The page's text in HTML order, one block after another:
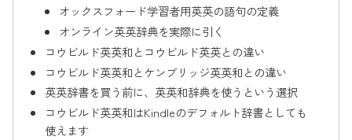
オックスフォード学習者用英英の語句の定義
オンライン英英辞典を実際に引く
コウビルド英英和とコウビルド英英との違い
コウビルド英英和とケンブリッジ英英和との違い
英英辞書を買う前に、英英和辞典を使うという選択
コウビルド英英和はKindleのデフォルト辞書としても
使えます